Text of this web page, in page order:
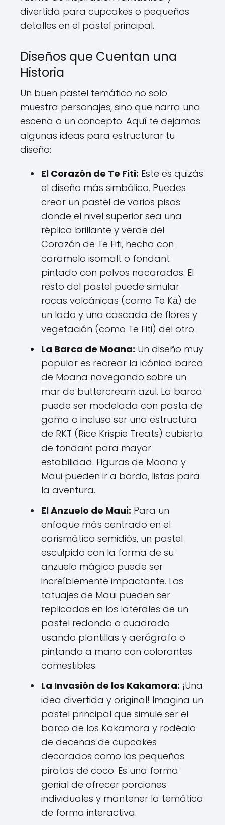
divertida para cupcakes o pequeños
detalles en el pastel principal.
Diseños que Cuentan una
Historia
Un buen pastel temático no solo
muestra personajes, sino que narra una
escena o un concepto. Aquí te dejamos
algunas ideas para estructurar tu
diseño:
El Corazón de Te Fiti: Este es quizás
el diseño más simbólico. Puedes
crear un pastel de varios pisos
donde el nivel superior sea una
réplica brillante y verde del
Corazón de Te Fiti, hecha con
caramelo isomalt o fondant
pintado con polvos nacarados. El
resto del pastel puede simular
rocas volcánicas (como Te Kā) de
un lado y una cascada de flores y
vegetación (como Te Fiti) del otro.
La Barca de Moana: Un diseño muy
popular es recrear la icónica barca
de Moana navegando sobre un
mar de buttercream azul. La barca
puede ser modelada con pasta de
goma o incluso ser una estructura
de RKT (Rice Krispie Treats) cubierta
de fondant para mayor
estabilidad. Figuras de Moana y
Maui pueden ir a bordo, listas para
la aventura.
El Anzuelo de Maui: Para un
enfoque más centrado en el
carismático semidiós, un pastel
esculpido con la forma de su
anzuelo mágico puede ser
increíblemente impactante. Los
tatuajes de Maui pueden ser
replicados en los laterales de un
pastel redondo o cuadrado
usando plantillas y aerógrafo o
pintando a mano con colorantes
comestibles.
La Invasión de los Kakamora: ¡Una
idea divertida y original! Imagina un
pastel principal que simule ser el
barco de los Kakamora y rodéalo
de decenas de cupcakes
decorados como los pequeños
piratas de coco. Es una forma
genial de ofrecer porciones
individuales y mantener la temática
de forma interactiva.